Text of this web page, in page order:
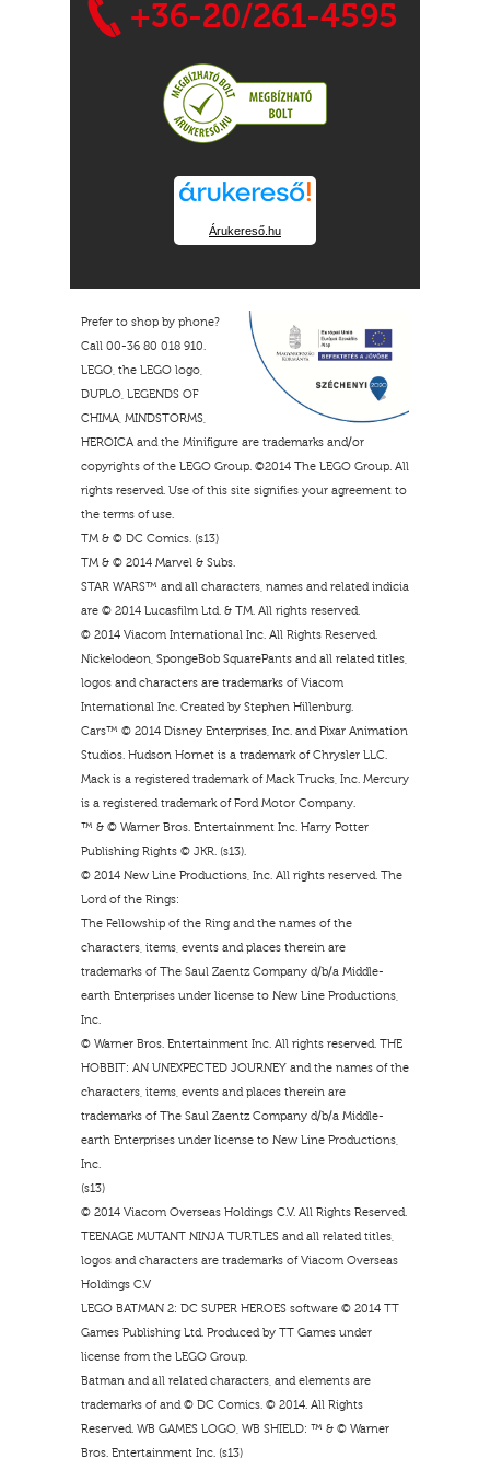
+36-20/261-4595
Árukereső.hu
Prefer to shop by phone?
Call 00-36 80 018 910.
LEGO, the LEGO logo,
DUPLO, LEGENDS OF
CHIMA, MINDSTORMS,
HEROICA and the Minifigure are trademarks and/or
copyrights of the LEGO Group. ©2014 The LEGO Group. All
rights reserved. Use of this site signifies your agreement to
the terms of use.
TM & © DC Comics. (s13)
TM & © 2014 Marvel & Subs.
STAR WARS™ and all characters, names and related indicia
are © 2014 Lucasfilm Ltd. & TM. All rights reserved.
© 2014 Viacom International Inc. All Rights Reserved.
Nickelodeon, SpongeBob SquarePants and all related titles,
logos and characters are trademarks of Viacom
International Inc. Created by Stephen Hillenburg.
Cars™ © 2014 Disney Enterprises, Inc. and Pixar Animation
Studios. Hudson Hornet is a trademark of Chrysler LLC.
Mack is a registered trademark of Mack Trucks, Inc. Mercury
is a registered trademark of Ford Motor Company.
™ & © Warner Bros. Entertainment Inc. Harry Potter
Publishing Rights © JKR. (s13).
© 2014 New Line Productions, Inc. All rights reserved. The
Lord of the Rings:
The Fellowship of the Ring and the names of the
characters, items, events and places therein are
trademarks of The Saul Zaentz Company d/b/a Middle-
earth Enterprises under license to New Line Productions,
Inc.
© Warner Bros. Entertainment Inc. All rights reserved. THE
HOBBIT: AN UNEXPECTED JOURNEY and the names of the
characters, items, events and places therein are
trademarks of The Saul Zaentz Company d/b/a Middle-
earth Enterprises under license to New Line Productions,
Inc.
(s13)
© 2014 Viacom Overseas Holdings C.V. All Rights Reserved.
TEENAGE MUTANT NINJA TURTLES and all related titles,
logos and characters are trademarks of Viacom Overseas
Holdings C.V
LEGO BATMAN 2: DC SUPER HEROES software © 2014 TT
Games Publishing Ltd. Produced by TT Games under
license from the LEGO Group.
Batman and all related characters, and elements are
trademarks of and © DC Comics. © 2014. All Rights
Reserved. WB GAMES LOGO, WB SHIELD: ™ & © Warner
Bros. Entertainment Inc. (s13)